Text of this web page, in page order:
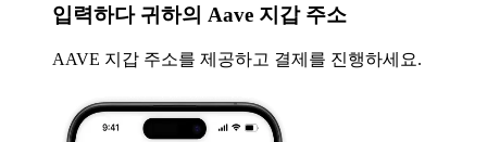
입력하다귀하의 Aave 지갑 주소
AAVE 지갑 주소를 제공하고 결제를 진행하세요.